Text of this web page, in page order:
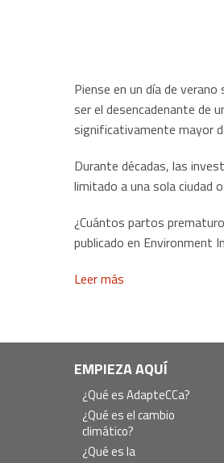
Piense en un día de
ser el desencadenante de
significativamente mayor
Durante décadas, las
limitado a una sola ciudad
¿Cuántos partos
publicado en Environment
Leer más
Navegación
principal
EMPIEZA AQUÍ
¿Qué es AdapteCCa?
¿Qué es el cambio
climático?
¿Qué es la